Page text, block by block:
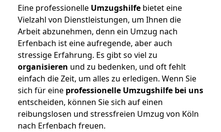
Eine professionelle Umzugshilfe bietet eine
Vielzahl von Dienstleistungen, um Ihnen die
Arbeit abzunehmen, denn ein Umzug nach
Erfenbach ist eine aufregende, aber auch
stressige Erfahrung. Es gibt so viel zu
organisieren und zu bedenken, und oft fehlt
einfach die Zeit, um alles zu erledigen. Wenn Sie
sich für eine professionelle Umzugshilfe bei uns
entscheiden, können Sie sich auf einen
reibungslosen und stressfreien Umzug von Köln
nach Erfenbach freuen.